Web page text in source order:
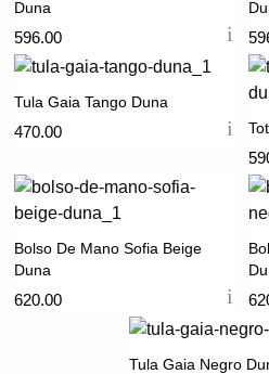
Duna
596.00
Tula Gaia Tango Duna
470.00
Bolso De Mano Sofia Beige
Duna
620.00
Tula Gaia Negro